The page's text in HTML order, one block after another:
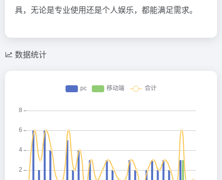
具，无论是专业使用还是个人娱乐，都能满足需求。
数据统计